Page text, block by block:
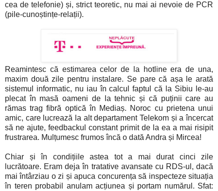
cea de telefonie) și, strict teoretic, nu mai ai nevoie de PCR
(pile-cunoștințe-relații).
Reamintesc că estimarea celor de la hotline era de una,
maxim două zile pentru instalare. Se pare că așa le arată
sistemul informatic, nu iau în calcul faptul că la Sibiu le-au
plecat în masă oameni de la tehnic și că puținii care au
rămas trag fibră optică în Mediaș. Noroc cu prietena unui
amic, care lucrează la alt departament Telekom și a încercat
să ne ajute, feedbackul constant primit de la ea a mai risipit
frustrarea. Mulțumesc frumos încă o dată Andra și Mircea!
Chiar și în condițiile astea tot a mai durat cinci zile
lucrătoare. Eram deja în tratative avansate cu RDS-ul, dacă
mai întârziau o zi și apuca concurența să inspecteze situația
în teren probabil anulam acțiunea și portam numărul. Sfat: